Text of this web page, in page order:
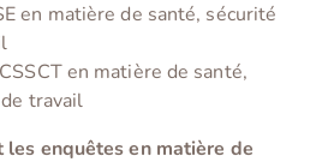
en matière de santé, sécurité
en matière de santé,
travail
les enquêtes en matière de